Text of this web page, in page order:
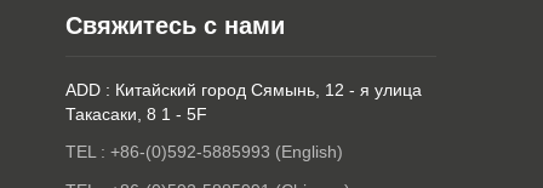
Свяжитесь с нами
ADD : Китайский город Сямынь, 12 - я улица
Такасаки, 8 1 - 5F
TEL : +86-(0)592-5885993 (English)